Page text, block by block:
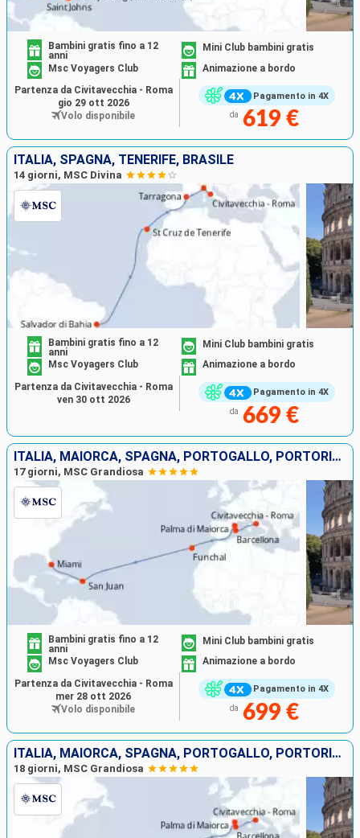
Pagamento in 4X
Bambini gratis fino a 12
anni
Mini Club bambini gratis
Msc Voyagers Club
Animazione a bordo
da 619 €
Partenza da Civitavecchia - Roma
gio 29 ott 2026
Volo disponibile
ITALIA, SPAGNA, TENERIFE, BRASILE
14 giorni, MSC Divina
Pagamento in 4X
Bambini gratis fino a 12
anni
Mini Club bambini gratis
Msc Voyagers Club
Animazione a bordo
da 669 €
Partenza da Civitavecchia - Roma
ven 30 ott 2026
ITALIA, MAIORCA, SPAGNA, PORTOGALLO, PORTORICO, STATI UNITI
17 giorni, MSC Grandiosa
Pagamento in 4X
Bambini gratis fino a 12
anni
Mini Club bambini gratis
Msc Voyagers Club
Animazione a bordo
da 699 €
Partenza da Civitavecchia - Roma
mer 28 ott 2026
Volo disponibile
ITALIA, MAIORCA, SPAGNA, PORTOGALLO, PORTORICO, STATI UNITI
18 giorni, MSC Grandiosa